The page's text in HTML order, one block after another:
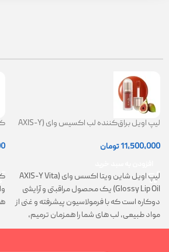
لیپ اویل براق‌کننده لب اکسیس وای (AXIS-Y
11,500,000تومان
لیپ اویل شاین ویتا اکسس وای (AXIS-Y Vita
Glossy Lip Oil) یک محصول مراقبتی و آرایشی
دوکاره است که با فرمولاسیون پیشرفته و غنی از
مواد طبیعی، لب های شما را همزمان ترمیم،
تغذیه و فوق العاده درخشان می کند